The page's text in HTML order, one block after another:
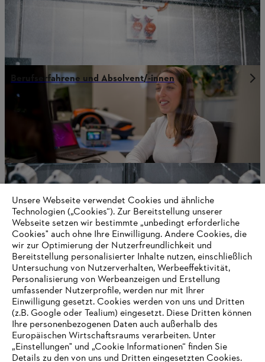
Berufserfahrene und Absolvent/-innen
Unternehmensführung und Organisation
Informationen für Lieferanten
Produkte
Kontakt
Karriere
Hinweisgebersystem
Unsere Webseite verwendet Cookies und ähnliche
Technologien („Cookies“). Zur Bereitstellung unserer
Webseite setzen wir bestimmte „unbedingt erforderliche
Cookies" auch ohne Ihre Einwilligung. Andere Cookies, die
wir zur Optimierung der Nutzerfreundlichkeit und
Bereitstellung personalisierter Inhalte nutzen, einschließlich
Untersuchung von Nutzerverhalten, Werbeeffektivität,
Personalisierung von Werbeanzeigen und Erstellung
umfassender Nutzerprofile, werden nur mit Ihrer
Einwilligung gesetzt. Cookies werden von uns und Dritten
(z.B. Google oder Tealium) eingesetzt. Diese Dritten können
Ihre personenbezogenen Daten auch außerhalb des
Europäischen Wirtschaftsraums verarbeiten. Unter
„Einstellungen" und „Cookie Informationen“ finden Sie
Details zu den von uns und Dritten eingesetzten Cookies.